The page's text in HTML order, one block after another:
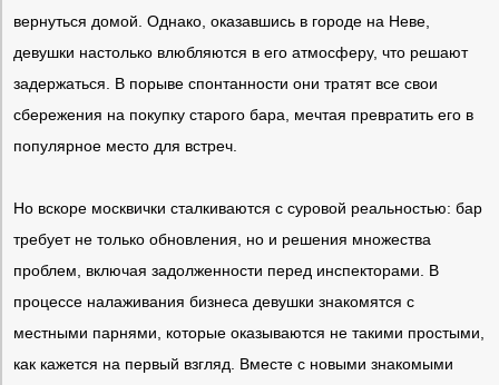
вернуться домой. Однако, оказавшись в городе на Неве,
девушки настолько влюбляются в его атмосферу, что решают
задержаться. В порыве спонтанности они тратят все свои
сбережения на покупку старого бара, мечтая превратить его в
популярное место для встреч.
Но вскоре москвички сталкиваются с суровой реальностью: бар
требует не только обновления, но и решения множества
проблем, включая задолженности перед инспекторами. В
процессе налаживания бизнеса девушки знакомятся с
местными парнями, которые оказываются не такими простыми,
как кажется на первый взгляд. Вместе с новыми знакомыми